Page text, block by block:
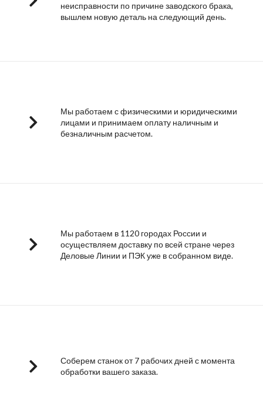
неисправности по причине заводского брака,
вышлем новую деталь на следующий день.
Мы работаем с физическими и юридическими
лицами и принимаем оплату наличным и
безналичным расчетом.
Мы работаем в 1120 городах России и
осуществляем доставку по всей стране через
Деловые Линии и ПЭК уже в собранном виде.
Соберем станок от 7 рабочих дней с момента
обработки вашего заказа.